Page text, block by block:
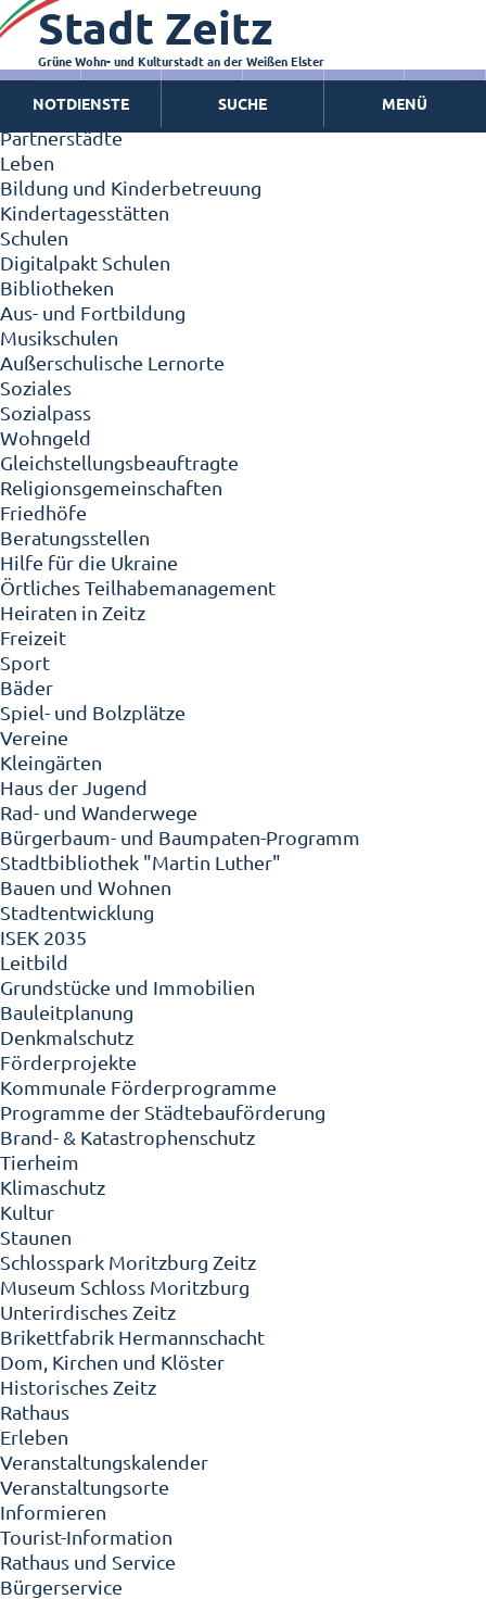
Zeitz - Die Kleinstadt
Willkommen in Zeitz!
Interview mit Oberbürgermeister Christian Thieme
Zeitz - Stadt der Zukunft
Ortschaften
Partnerstädte
Leben
Bildung und Kinderbetreuung
Kindertagesstätten
Schulen
Digitalpakt Schulen
Bibliotheken
Aus- und Fortbildung
Musikschulen
Außerschulische Lernorte
Soziales
Sozialpass
Wohngeld
Gleichstellungsbeauftragte
Religionsgemeinschaften
Friedhöfe
Beratungsstellen
Hilfe für die Ukraine
Örtliches Teilhabemanagement
Heiraten in Zeitz
Freizeit
Sport
Bäder
Spiel- und Bolzplätze
Vereine
Kleingärten
Haus der Jugend
Rad- und Wanderwege
Bürgerbaum- und Baumpaten-Programm
Stadtbibliothek "Martin Luther"
Bauen und Wohnen
Stadtentwicklung
ISEK 2035
Leitbild
Grundstücke und Immobilien
Bauleitplanung
Denkmalschutz
Förderprojekte
Kommunale Förderprogramme
Programme der Städtebauförderung
Brand- & Katastrophenschutz
Tierheim
Klimaschutz
Kultur
Staunen
Schlosspark Moritzburg Zeitz
Museum Schloss Moritzburg
Unterirdisches Zeitz
Brikettfabrik Hermannschacht
Dom, Kirchen und Klöster
Historisches Zeitz
Rathaus
Erleben
Veranstaltungskalender
Veranstaltungsorte
Informieren
Tourist-Information
Rathaus und Service
Bürgerservice
Stadt Zeitz
Grüne Wohn- und Kulturstadt an der Weißen Elster
NOTDIENSTE SUCHE MENÜ